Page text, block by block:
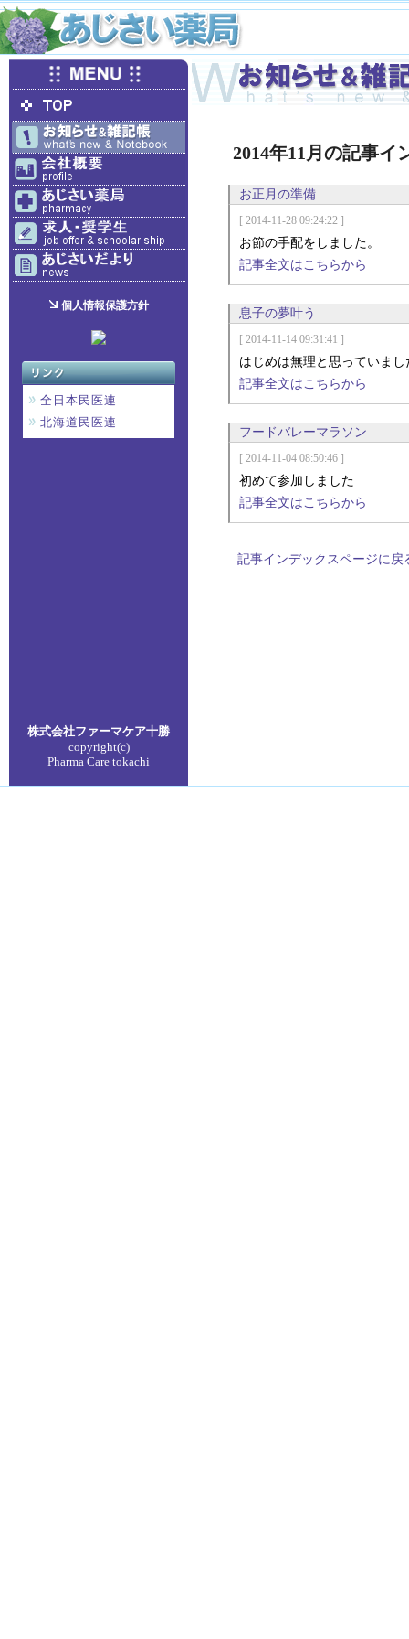
個人情報保護方針
全日本民医連
北海道民医連
2014年11月の記事イ
お正月の準備
[ 2014-11-28 09:24:22 ]
お節の手配をしました。
記事全文はこちらから
息子の夢叶う
[ 2014-11-14 09:31:41 ]
はじめは無理と思っていま
記事全文はこちらから
フードバレーマラソン
[ 2014-11-04 08:50:46 ]
初めて参加しました
記事全文はこちらから
記事インデックスページに戻
株式会社ファーマケア十勝
copyright(c)
Pharma Care tokachi